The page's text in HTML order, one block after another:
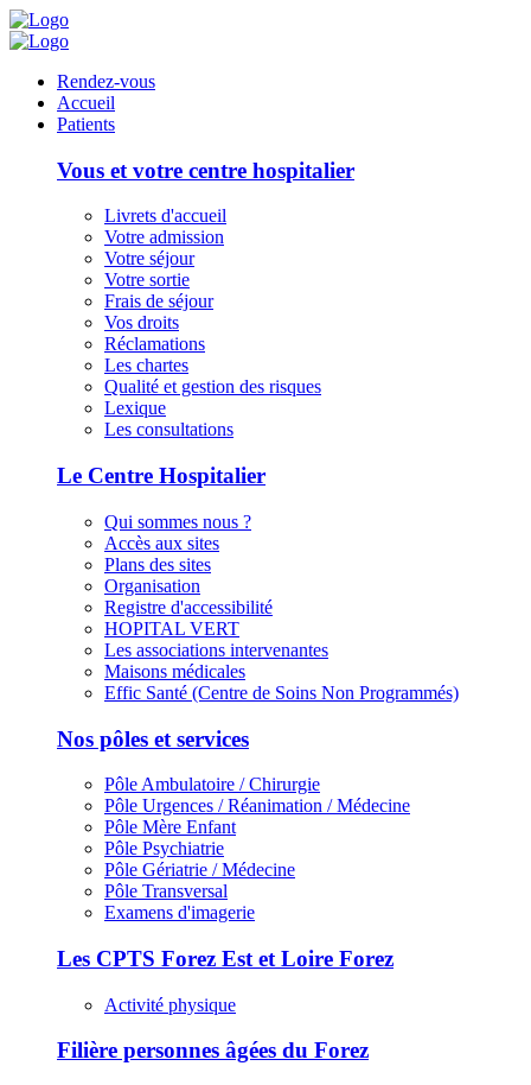
Rendez-vous
Accueil
Patients
Vous et votre centre hospitalier
Livrets d'accueil
Votre admission
Votre séjour
Votre sortie
Frais de séjour
Vos droits
Réclamations
Les chartes
Qualité et gestion des risques
Lexique
Les consultations
Le Centre Hospitalier
Qui sommes nous ?
Accès aux sites
Plans des sites
Organisation
Registre d'accessibilité
HOPITAL VERT
Les associations intervenantes
Maisons médicales
Effic Santé (Centre de Soins Non Programmés)
Nos pôles et services
Pôle Ambulatoire / Chirurgie
Pôle Urgences / Réanimation / Médecine
Pôle Mère Enfant
Pôle Psychiatrie
Pôle Gériatrie / Médecine
Pôle Transversal
Examens d'imagerie
Les CPTS Forez Est et Loire Forez
Activité physique
Filière personnes âgées du Forez
Panneau de gestion des cookies